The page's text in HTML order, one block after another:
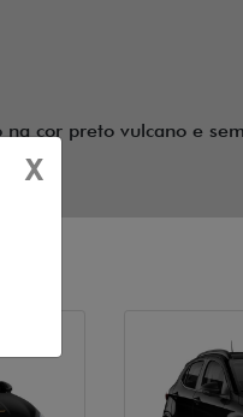
cor preto vulcano e
X